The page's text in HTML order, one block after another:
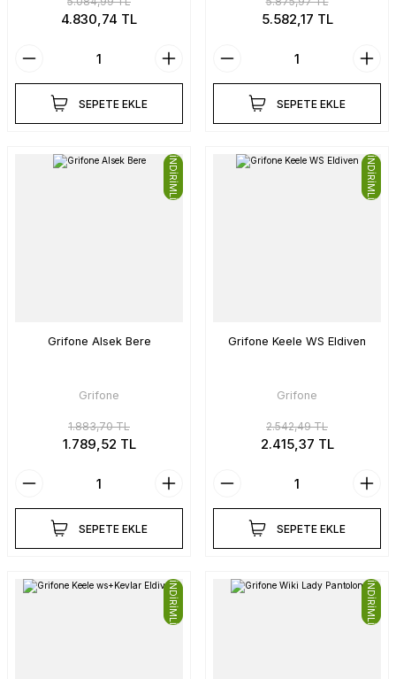
4.830,74 TL
SEPETE EKLE
5.582,17 TL
SEPETE EKLE
İNDİRİMLİ
Grifone Alsek Bere
Grifone
1.883,70 TL
1.789,52 TL
SEPETE EKLE
İNDİRİMLİ
Grifone Keele WS Eldiven
Grifone
2.542,49 TL
2.415,37 TL
SEPETE EKLE
İNDİRİMLİ İNDİRİMLİ